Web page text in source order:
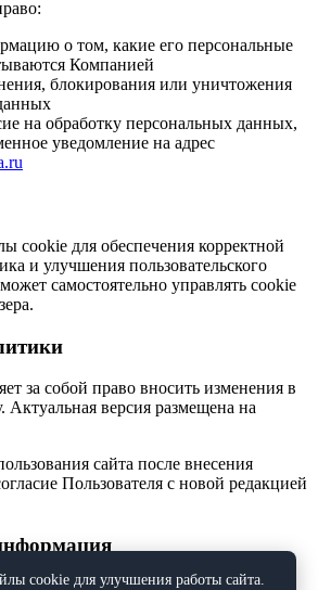
о том, какие его персональные
Компанией
блокирования или уничтожения
на обработку персональных данных,
уведомление на адрес
cookie для обеспечения корректной
и улучшения пользовательского
самостоятельно управлять cookie
за собой право вносить изменения в
версия размещена на
сайта после внесения
Пользователя с новой редакцией
cookie для улучшения работы сайта.